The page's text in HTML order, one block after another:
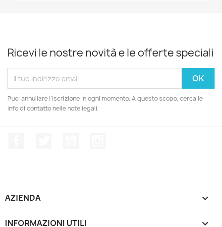
Ricevi le nostre novità e le offerte speciali
Puoi annullare l'iscrizione in ogni momento. A questo scopo, cerca le
info di contatto nelle note legali.
AZIENDA 
INFORMAZIONI UTILI 